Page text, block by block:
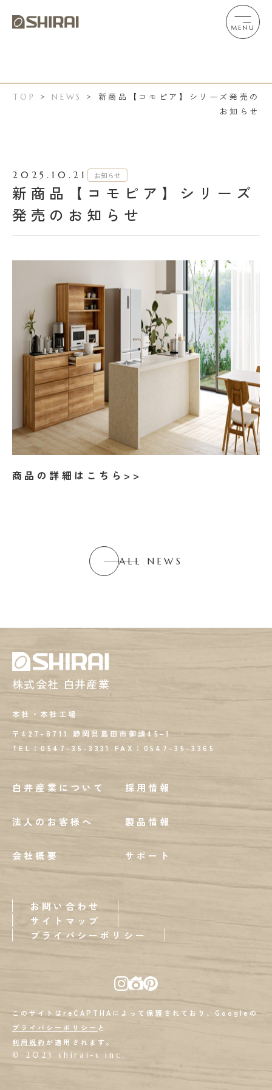
MENU
TOP >NEWS > 新商品【コモピア】シリーズ発売の
お知らせ
2025.10.21 お知らせ
新商品【コモピア】シリーズ
発売のお知らせ
商品の詳細はこちら>>
ALL NEWS
株式会社 白井産業
本社・本社工場
〒427-8711 静岡県島田市御請45-1
TEL：0547-35-3331
FAX： 0547-35-3365
白井産業について
法人のお客様へ
会社概要
採用情報
製品情報
サポート
お問い合わせ
サイトマップ
プライバシーポリシー
このサイトはreCAPTHAによって保護されており、Googleの
プライバシーポリシー と
利用規約 が適用されます。
© 2023 shirai-s inc.